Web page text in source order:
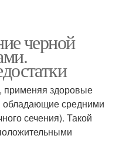
черной
применяя здоровые
обладающие средними
сечения). Такой